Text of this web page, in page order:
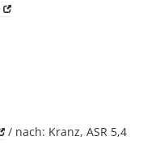
/ nach: Kranz, ASR 5,4